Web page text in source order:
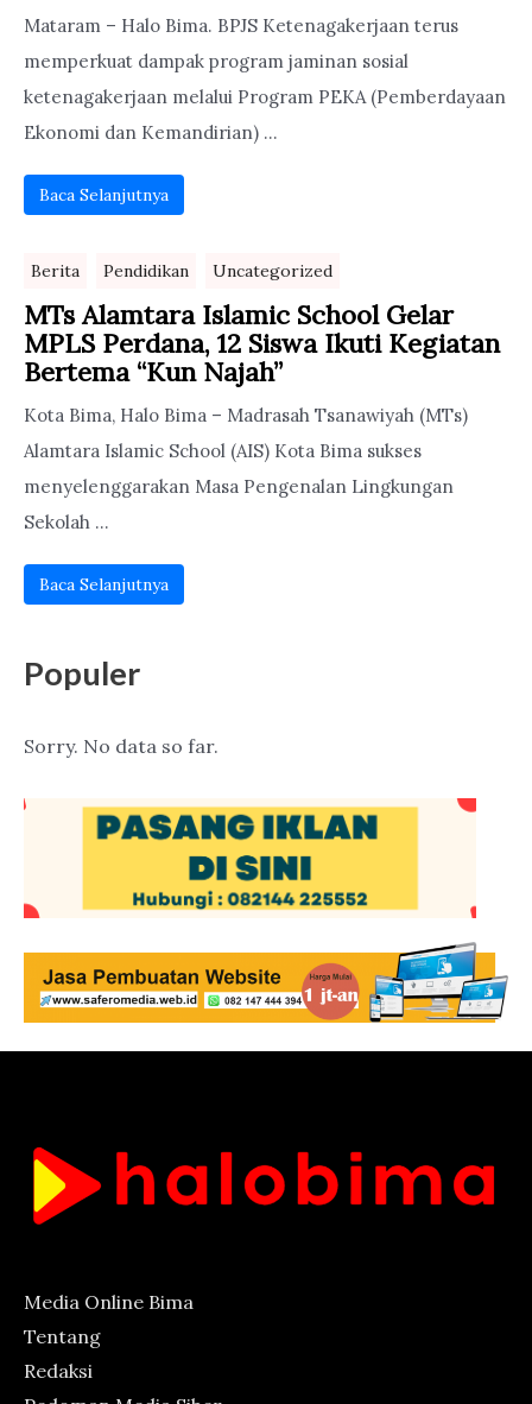
Mataram – Halo Bima. BPJS Ketenagakerjaan terus
memperkuat dampak program jaminan sosial
ketenagakerjaan melalui Program PEKA (Pemberdayaan
Ekonomi dan Kemandirian) ...
Baca Selanjutnya
Berita Pendidikan Uncategorized
MTs Alamtara Islamic School Gelar
MPLS Perdana, 12 Siswa Ikuti Kegiatan
Bertema “Kun Najah”
Kota Bima, Halo Bima – Madrasah Tsanawiyah (MTs)
Alamtara Islamic School (AIS) Kota Bima sukses
menyelenggarakan Masa Pengenalan Lingkungan
Sekolah ...
Baca Selanjutnya
Populer
Sorry. No data so far.
Media Online Bima
Tentang
Redaksi